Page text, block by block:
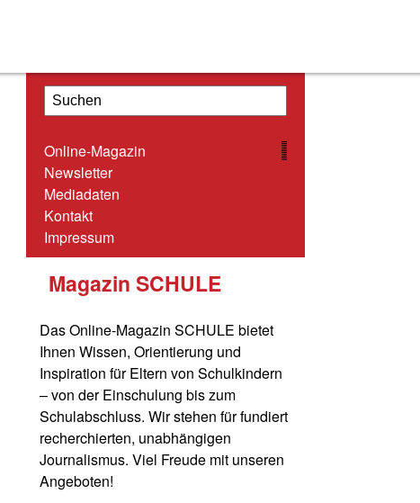
IMPRESSUM
Online-Magazin
Newsletter
Mediadaten
Kontakt
Impressum
Magazin SCHULE
Das Online-Magazin SCHULE bietet
Ihnen Wissen, Orientierung und
Inspiration für Eltern von Schulkindern
– von der Einschulung bis zum
Schulabschluss. Wir stehen für fundiert
recherchierten, unabhängigen
Journalismus. Viel Freude mit unseren
Angeboten!